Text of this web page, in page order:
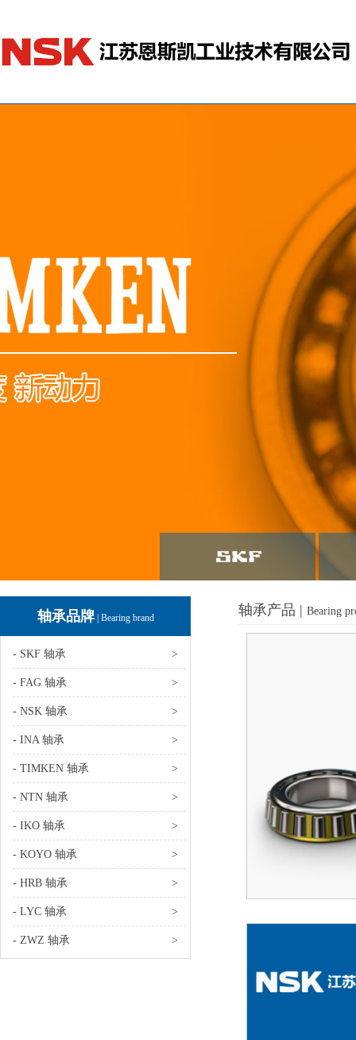
轴承品牌| Bearing brand
- SKF 轴承 >
- FAG 轴承 >
- NSK 轴承 >
- INA 轴承 >
- TIMKEN 轴承 >
- NTN 轴承 >
- IKO 轴承 >
- KOYO 轴承 >
- HRB 轴承 >
- LYC 轴承 >
- ZWZ 轴承 >
轴承产品 | Bearing